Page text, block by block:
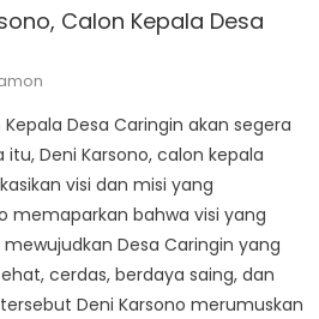
Calon Kepala Desa
Desa Caringin akan segera
Deni Karsono, calon kepala
visi dan misi yang
memaparkan bahwa visi yang
Desa Caringin yang
cerdas, berdaya saing, dan
Deni Karsono merumuskan